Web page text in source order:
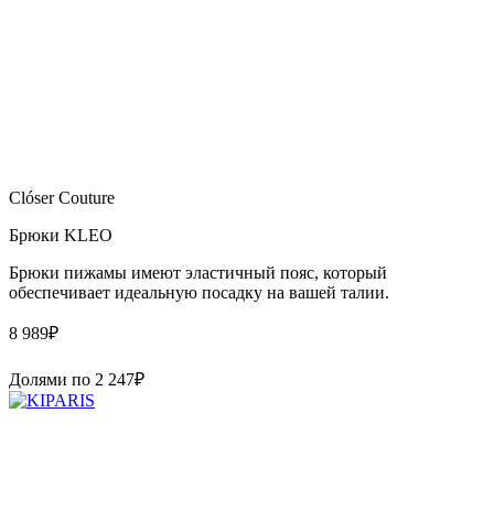
Clóser Couture
Брюки KLEO
Брюки пижамы имеют эластичный пояс, который
обеспечивает идеальную посадку на вашей талии.
8 989₽
Долями по 2 247₽